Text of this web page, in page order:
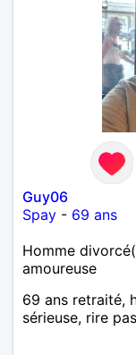
Guy06
Spay - 69 ans
Homme
amoureuse
69 ans retraité,
sérieuse, rire